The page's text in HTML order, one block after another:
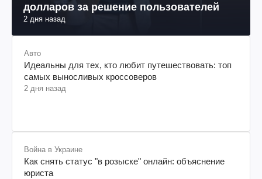
долларов за решение пользователей
2 дня назад
Авто
Идеальны для тех, кто любит путешествовать: топ
самых выносливых кроссоверов
2 дня назад
Война в Украине
Как снять статус "в розыске" онлайн: объяснение
юриста